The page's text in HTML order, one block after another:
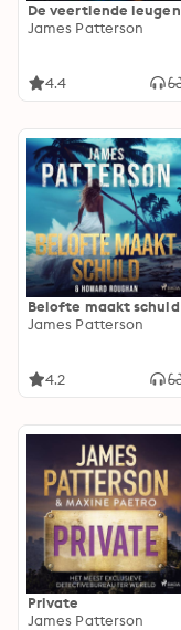
De veertiende leugen
James Patterson
4.4
Belofte maakt schuld
James Patterson
4.2
Private
James Patterson